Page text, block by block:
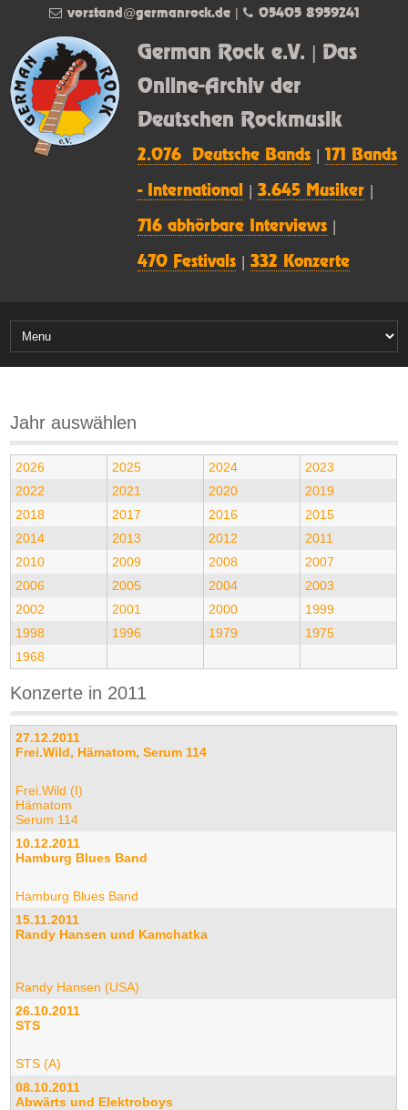
German Rock e.V. | Das
Online-Archiv der
Deutschen Rockmusik
2.076 Deutsche Bands |171 Bands
- International |3.645 Musiker
716 abhörbare Interviews
470 Festivals |332 Konzerte
vorstand@germanrock.de| 05405 8959241
Jahr auswählen
2026 2025 2024
2023
2022
2021 2020
2019
2018
2017 2016
2015
2014
2013 2012
2011
2010
2009 2008
2007
2006
2005 2004
2003
2002
2001 2000
1999
1998
1996 1979
1975
1968
Konzerte in 2011
27.12.2011
Frei.Wild, Hämatom, Serum 114
Frei.Wild (I)
Hämatom
Serum 114
10.12.2011
Hamburg Blues Band
Hamburg Blues Band
15.11.2011
Randy Hansen und Kamchatka
Randy Hansen (USA)
26.10.2011
STS
STS (A)
08.10.2011
Abwärts und Elektroboys